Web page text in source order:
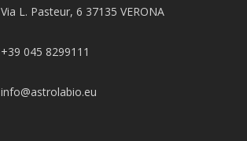
Via L. Pasteur, 6 37135 VERONA
+39 045 8299111
info@astrolabio.eu